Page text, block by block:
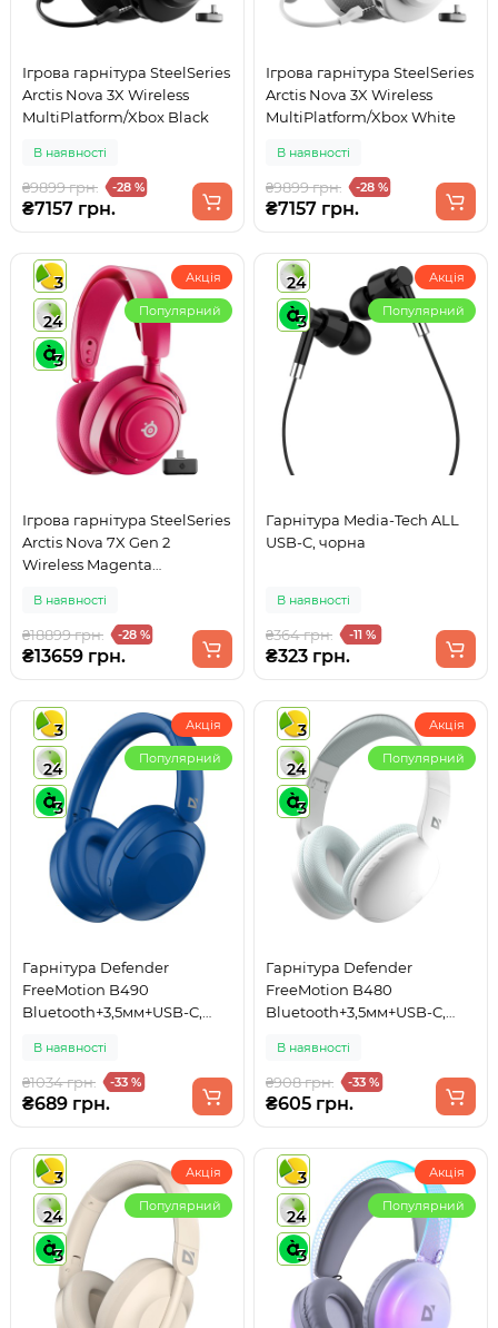
Ігрова гарнітура SteelSeries
Arctis Nova 3X Wireless
MultiPlatform/Xbox Black
В наявності
₴9899 грн. -28 %
₴7157 грн.
Ігрова гарнітура SteelSeries
Arctis Nova 3X Wireless
MultiPlatform/Xbox White
В наявності
₴9899 грн. -28 %
₴7157 грн.
3
24
3
Акція
Популярний
Ігрова гарнітура SteelSeries
Arctis Nova 7X Gen 2
Wireless Magenta
В наявності
₴18899 грн. -28 %
₴13659 грн.
24
3
Акція
Популярний
Гарнітура Media-Tech ALL
USB-C, чорна
В наявності
₴364 грн. -11 %
₴323 грн.
3
24
3
Акція
Популярний
Гарнітура Defender
FreeMotion B490
Bluetooth+3,5мм+USB-C,
В наявності
₴1034 грн. -33 %
₴689 грн.
3
24
3
Акція
Популярний
Гарнітура Defender
FreeMotion B480
Bluetooth+3,5мм+USB-C,
В наявності
₴908 грн. -33 %
₴605 грн.
3
24
3
Акція
Популярний
3
24
3
Акція
Популярний